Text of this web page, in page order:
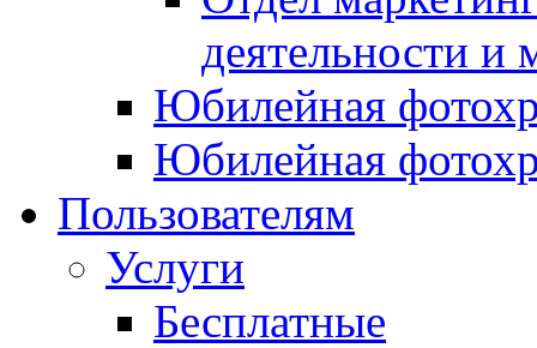
деятельности и
Юбилейная
Юбилейная
Пользователям
Услуги
Бесплатные